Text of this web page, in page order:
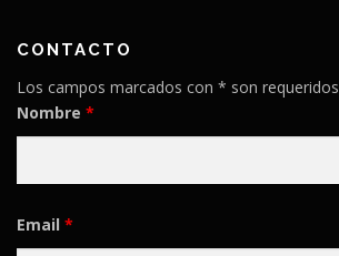
CONTACTO
Los campos marcados con * son requeridos
Nombre *
Email *